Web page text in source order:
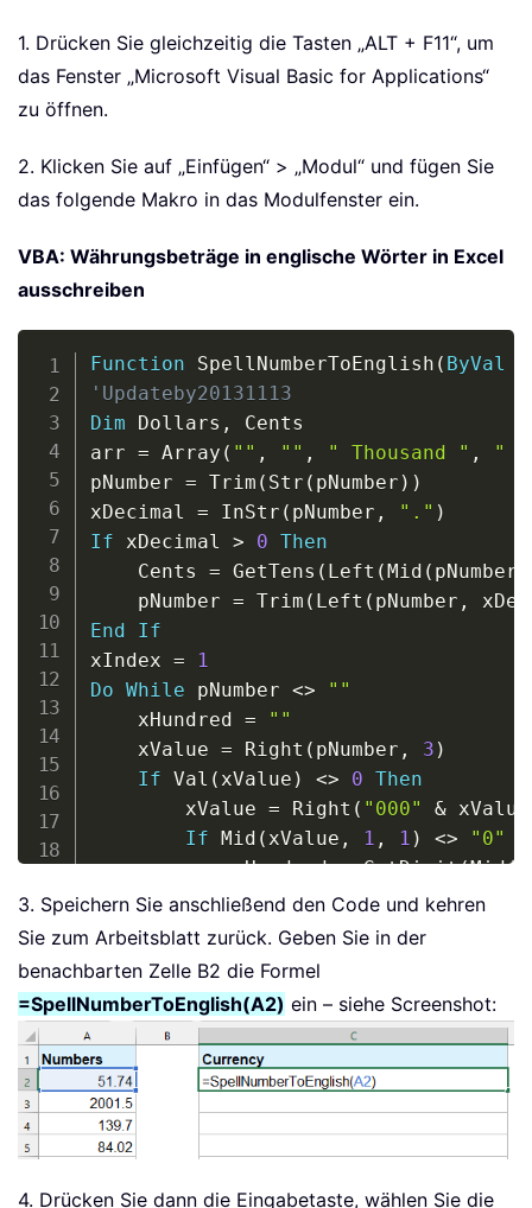
1. Drücken Sie gleichzeitig die Tasten „ALT + F11“, um
das Fenster „Microsoft Visual Basic for Applications“
zu öffnen.
2. Klicken Sie auf „Einfügen“ > „Modul“ und fügen Sie
das folgende Makro in das Modulfenster ein.
VBA: Währungsbeträge in englische Wörter in Excel
ausschreiben
Function SpellNumberToEnglish ( ByVal
'Updateby20131113
Dim Dollars ,
Cents
arr = Array ( "" , "" , " Thousand " ,
"
pNumber = Trim ( Str ( pNumber ) )
xDecimal = InStr ( pNumber , "." )
If xDecimal > 0 Then
    Cents
= GetTens ( Left (Mid ( pNumber
    pNumber
= Trim ( Left ( pNumber ,
End
If
xIndex =
1
Do While pNumber <>
""
    xHundred
=
""
    xValue
= Right ( pNumber , 3 )
If Val ( xValue ) <> 0 Then
        xValue
= Right ( "000" & xValue
If Mid ( xValue , 1 , 1 ) <> "0"
            xHundred
= GetDigit(Mid(
End If
If
Mid ( xValue , , 1
Else
            xHundred
= xHundred &
End If
End
If
        Dollars
= xHundred & arr(
If
If Len(pNumber) > 3 Then
Copy
3. Speichern Sie anschließend den Code und kehren
Sie zum Arbeitsblatt zurück. Geben Sie in der
benachbarten Zelle B2 die Formel
=SpellNumberToEnglish(A2) ein – siehe Screenshot:
4. Drücken Sie dann die Eingabetaste, wählen Sie die